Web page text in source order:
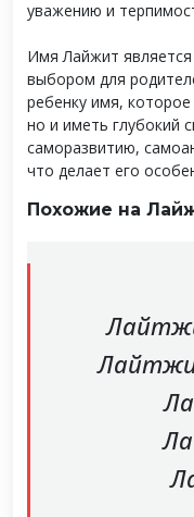
уважению и
Имя Лайжит
выбором для
ребенку имя,
но и иметь глубокий
саморазвитию,
что делает его
Похожие на